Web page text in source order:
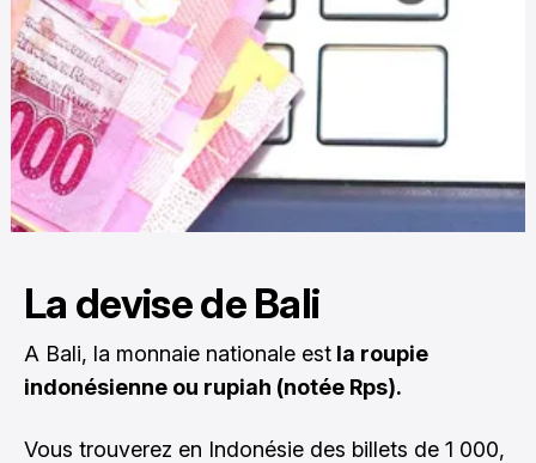
La devise de Bali
A Bali, la monnaie nationale est la roupie
indonésienne ou rupiah (notée Rps).
Vous trouverez en Indonésie des billets de 1 000,